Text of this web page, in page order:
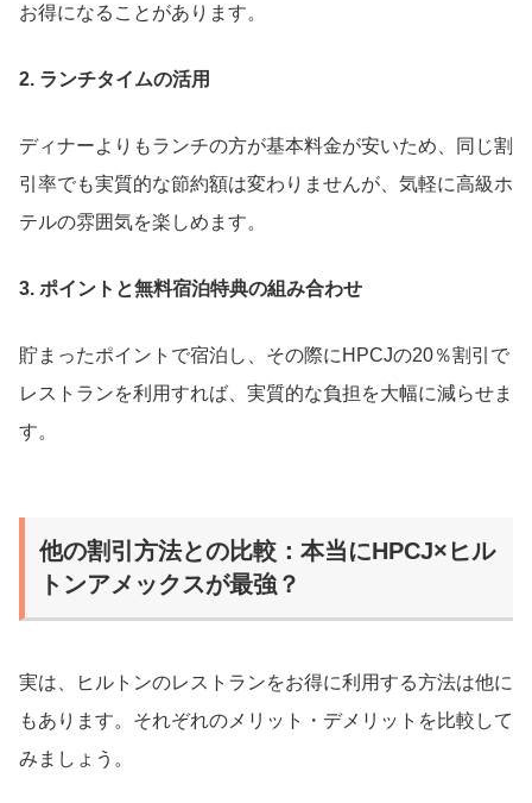
お得になることがあります。
2. ランチタイムの活用
ディナーよりもランチの方が基本料金が安いため、同じ割
引率でも実質的な節約額は変わりませんが、気軽に高級ホ
テルの雰囲気を楽しめます。
3. ポイントと無料宿泊特典の組み合わせ
貯まったポイントで宿泊し、その際にHPCJの20％割引で
レストランを利用すれば、実質的な負担を大幅に減らせま
す。
他の割引方法との比較：本当にHPCJ×ヒル
トンアメックスが最強？
実は、ヒルトンのレストランをお得に利用する方法は他に
もあります。それぞれのメリット・デメリットを比較して
みましょう。